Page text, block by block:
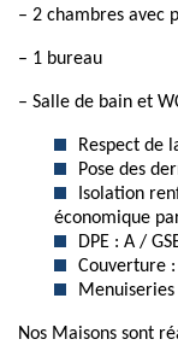
– 2 chambres avec
– 1 bureau
– Salle de bain et
Respect de
Pose des
Isolation
économique
DPE : A /
Couverture
Menuiseries
Nos Maisons sont